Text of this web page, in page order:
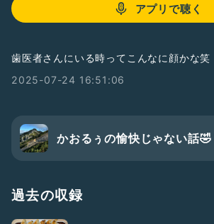
アプリで聴く
歯医者さんにいる時ってこんなに顔かな笑
2025-07-24 16:51:06
かおるぅの愉快じゃない話🤣
過去の収録